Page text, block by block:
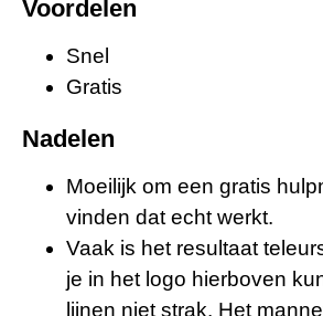
Voordelen
Snel
Gratis
Nadelen
Moeilijk om een gratis
vinden dat echt werkt.
Vaak is het resultaat
je in het logo hierboven
lijnen niet strak. Het